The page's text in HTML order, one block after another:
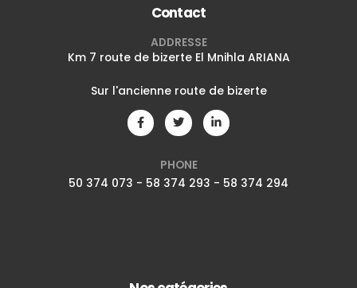
Contact
ADDRESSE
Km 7 route de bizerte El Mnihla ARIANA
Sur l'ancienne route de bizerte
PHONE
50 374 073 - 58 374 293 - 58 374 294